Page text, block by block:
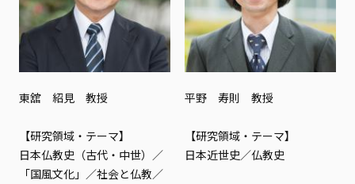
東舘 紹見 教授
【研究領域・テーマ】
日本仏教史（古代・中世）／
「国風文化」／社会と仏教／
平野 寿則 教授
【研究領域・テーマ】
日本近世史／仏教史